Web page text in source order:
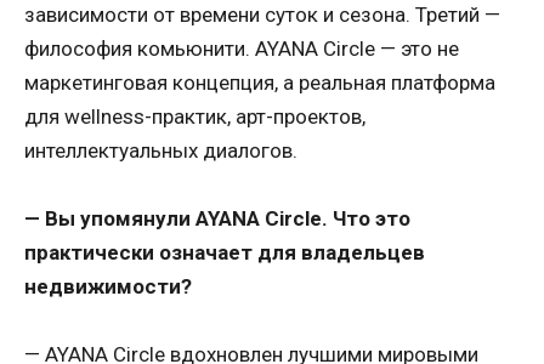
зависимости от времени суток и сезона. Третий —
философия комьюнити. AYANA Circle — это не
маркетинговая концепция, а реальная платформа
для wellness-практик, арт-проектов,
интеллектуальных диалогов.
— Вы упомянули AYANA Circle. Что это
практически означает для владельцев
недвижимости?
— AYANA Circle вдохновлен лучшими мировыми